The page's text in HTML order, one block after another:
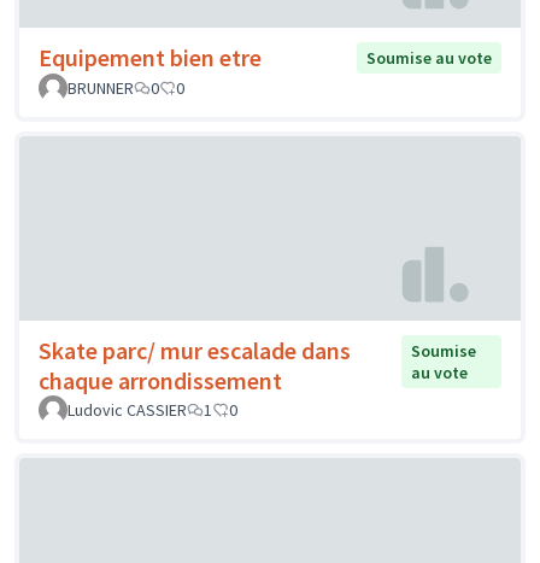
Equipement bien etre
Soumise au vote
BRUNNER
0 0
Skate parc/ mur escalade dans
chaque arrondissement
Soumise
au vote
Ludovic CASSIER
1 0